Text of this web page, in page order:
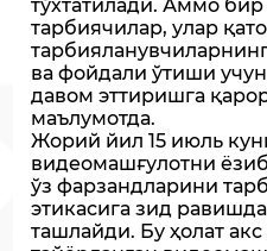
тўхтатилади. Аммо
тарбиячилар, улар
ва фойдали ўтиши
давом эттиришга
маълумотда.
Жорий йил 15 июль
видеомашғулотни
ўз фарзандларини
этикасига зид
ташлайди. Бу ҳолат